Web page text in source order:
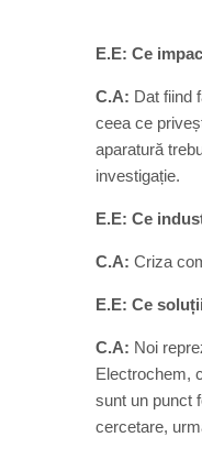
E.E: Ce
C.A: Dat fiind
ceea ce
aparatură
investigație.
E.E: Ce
C.A: Criza
E.E: Ce
C.A: Noi
Electrochem,
sunt un punct
cercetare,